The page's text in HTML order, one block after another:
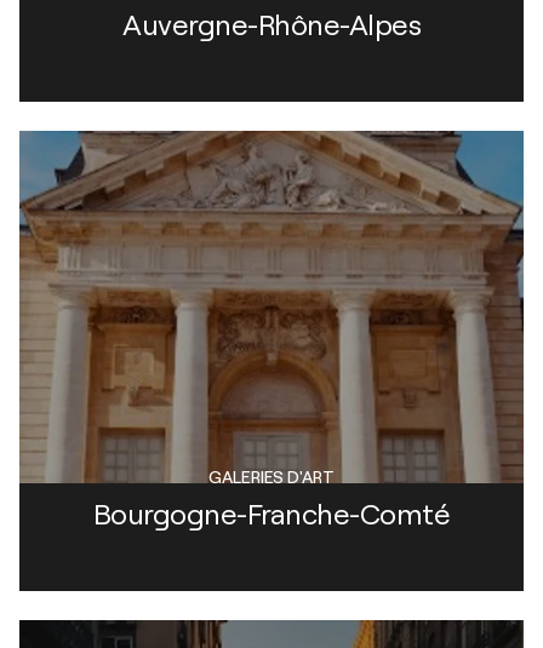
Auvergne-Rhône-Alpes
Bourgogne-Franche-Comté
GALERIES D'ART